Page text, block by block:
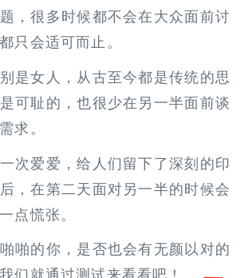
，很多时候都不会在大众面前讨
只会适可而止。
是女人，从古至今都是传统的思
可耻的，也很少在另一半面前谈
求。
次爱爱，给人们留下了深刻的印
，在第二天面对另一半的时候会
点慌张。
啪的你，是否也会有无颜以对的